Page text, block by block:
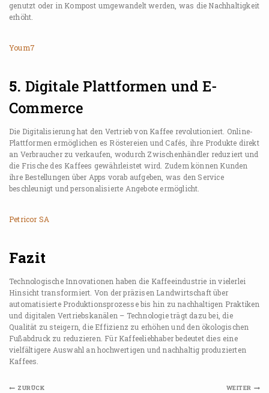
genutzt oder in Kompost umgewandelt werden, was die Nachhaltigkeit
erhöht.
Youm7
5. Digitale Plattformen und E-
Commerce
Die Digitalisierung hat den Vertrieb von Kaffee revolutioniert. Online-
Plattformen ermöglichen es Röstereien und Cafés, ihre Produkte direkt
an Verbraucher zu verkaufen, wodurch Zwischenhändler reduziert und
die Frische des Kaffees gewährleistet wird. Zudem können Kunden
ihre Bestellungen über Apps vorab aufgeben, was den Service
beschleunigt und personalisierte Angebote ermöglicht.
Petricor SA
Fazit
Technologische Innovationen haben die Kaffeeindustrie in vielerlei
Hinsicht transformiert. Von der präzisen Landwirtschaft über
automatisierte Produktionsprozesse bis hin zu nachhaltigen Praktiken
und digitalen Vertriebskanälen – Technologie trägt dazu bei, die
Qualität zu steigern, die Effizienz zu erhöhen und den ökologischen
Fußabdruck zu reduzieren. Für Kaffeeliebhaber bedeutet dies eine
vielfältigere Auswahl an hochwertigen und nachhaltig produzierten
Kaffees.
ZURÜCK WEITER